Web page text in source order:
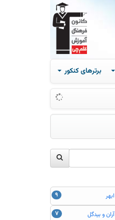
برترهای کنکور
ابهر ۹
آران و بيدگل ۷